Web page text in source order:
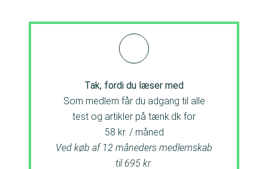
Tak, fordi du læser med
Som medlem får du adgang til alle
test og artikler på tænk.dk for
58 kr. / måned
Ved køb af 12 måneders medlemskab
til 695 kr.